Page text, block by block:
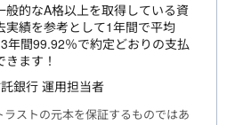
般的なA格以上を取得している資
実績を参考として1年間で平均
年間99.92％で約定どおりの支払
ます！
銀行 運用担当者
ラストの元本を保証するものではあ